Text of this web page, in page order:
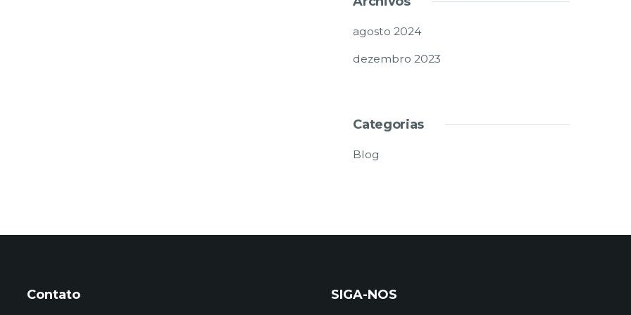
agosto 2024
dezembro 2023
Categorias
Blog
Contato SIGA-NOS